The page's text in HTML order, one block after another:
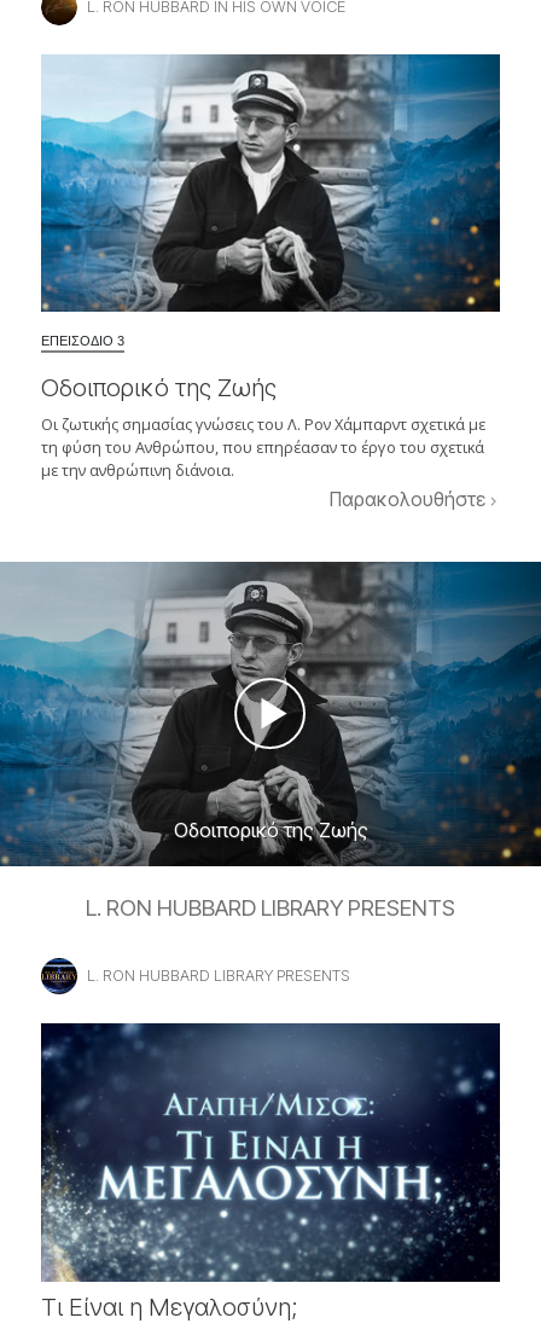
L. RON HUBBARD IN HIS OWN VOICE
ΕΠΕΙΣΟΔΙΟ 3
Οδοιπορικό της Ζωής
Οι ζωτικής σημασίας γνώσεις του Λ. Ρον Χάμπαρντ σχετικά με
τη φύση του Ανθρώπου, που επηρέασαν το έργο του σχετικά
με την ανθρώπινη διάνοια.
Παρακολουθήστε
Οδοιπορικό της Ζωής
L. RON HUBBARD LIBRARY PRESENTS
L. RON HUBBARD LIBRARY PRESENTS
Τι Είναι η Μεγαλοσύνη;